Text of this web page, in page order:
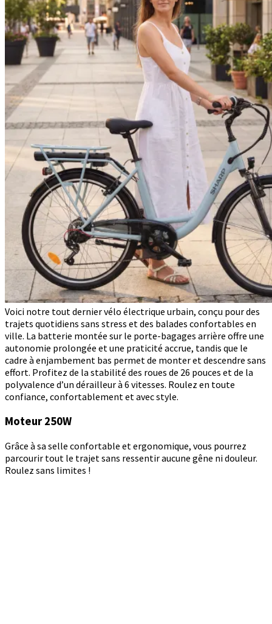
Voici notre tout dernier vélo électrique urbain, conçu pour des
trajets quotidiens sans stress et des balades confortables en
ville. La batterie montée sur le porte-bagages arrière offre une
autonomie prolongée et une praticité accrue, tandis que le
cadre à enjambement bas permet de monter et descendre sans
effort. Profitez de la stabilité des roues de 26 pouces et de la
polyvalence d’un dérailleur à 6 vitesses. Roulez en toute
confiance, confortablement et avec style.
Moteur 250W
Grâce à sa selle confortable et ergonomique, vous pourrez
parcourir tout le trajet sans ressentir aucune gêne ni douleur.
Roulez sans limites !